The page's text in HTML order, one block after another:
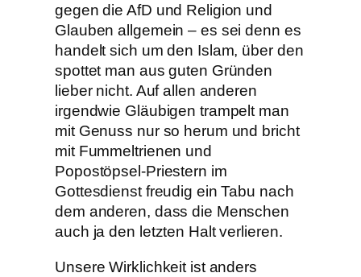
gegen die AfD und Religion und
Glauben allgemein – es sei denn es
handelt sich um den Islam, über den
spottet man aus guten Gründen
lieber nicht. Auf allen anderen
irgendwie Gläubigen trampelt man
mit Genuss nur so herum und bricht
mit Fummeltrienen und
Popostöpsel-Priestern im
Gottesdienst freudig ein Tabu nach
dem anderen, dass die Menschen
auch ja den letzten Halt verlieren.
Unsere Wirklichkeit ist anders